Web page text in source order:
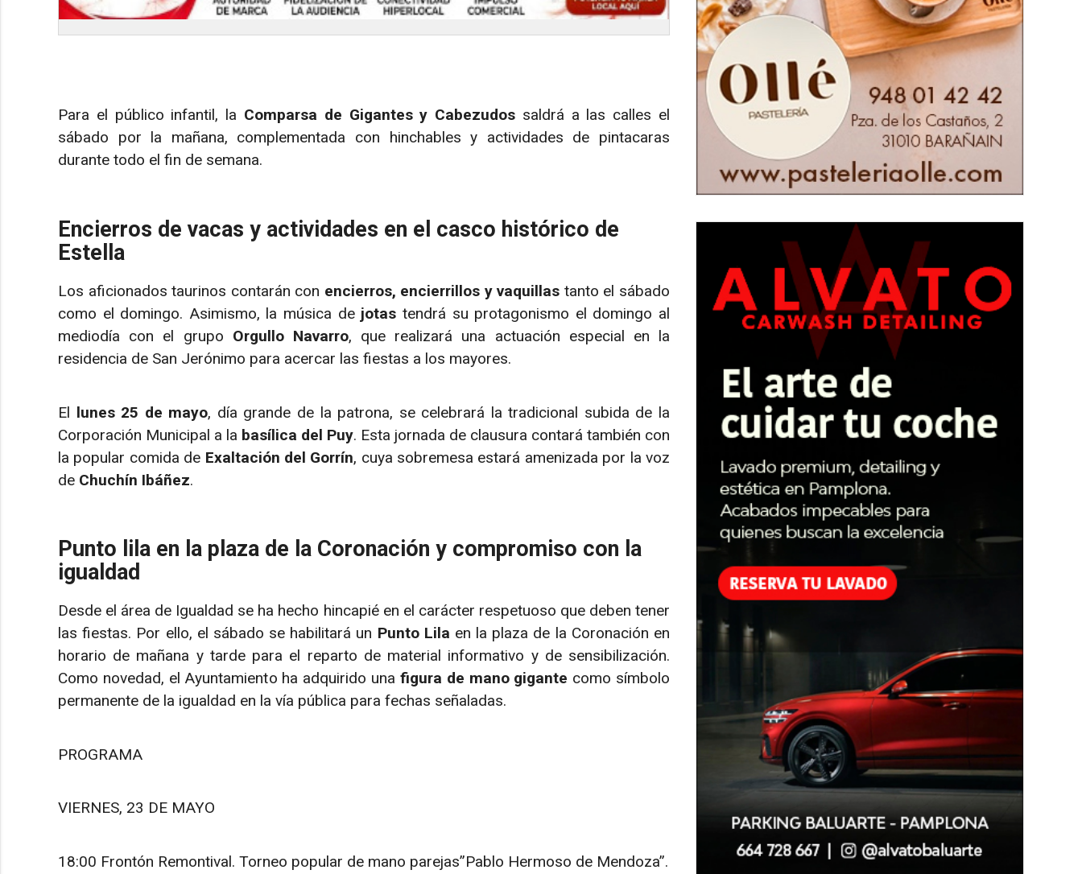
Para el público infantil, la Comparsa de Gigantes y Cabezudos saldrá a las calles el
sábado por la mañana, complementada con hinchables y actividades de pintacaras
durante todo el fin de semana.
Encierros de vacas y actividades en el casco histórico de
Estella
Los aficionados taurinos contarán con encierros, encierrillos y vaquillas tanto el sábado
como el domingo. Asimismo, la música de jotas tendrá su protagonismo el domingo al
mediodía con el grupo Orgullo Navarro, que realizará una actuación especial en la
residencia de San Jerónimo para acercar las fiestas a los mayores.
El lunes 25 de mayo, día grande de la patrona, se celebrará la tradicional subida de la
Corporación Municipal a la basílica del Puy. Esta jornada de clausura contará también con
la popular comida de Exaltación del Gorrín, cuya sobremesa estará amenizada por la voz
de Chuchín Ibáñez.
Punto lila en la plaza de la Coronación y compromiso con la
igualdad
Desde el área de Igualdad se ha hecho hincapié en el carácter respetuoso que deben tener
las fiestas. Por ello, el sábado se habilitará un Punto Lila en la plaza de la Coronación en
horario de mañana y tarde para el reparto de material informativo y de sensibilización.
Como novedad, el Ayuntamiento ha adquirido una figura de mano gigante como símbolo
permanente de la igualdad en la vía pública para fechas señaladas.
PROGRAMA
VIERNES, 23 DE MAYO
18:00 Frontón Remontival. Torneo popular de mano parejas”Pablo Hermoso de Mendoza”.